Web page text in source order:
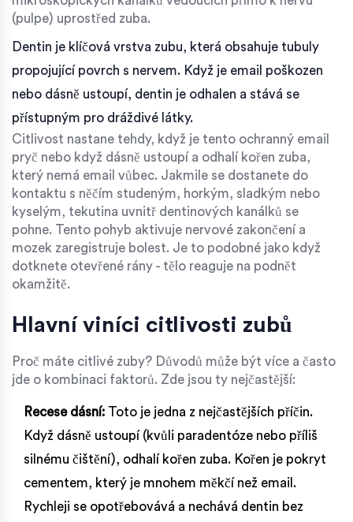
(pulpe) uprostřed zuba.
Dentin je klíčová vrstva zubu, která obsahuje tubuly
propojující povrch s nervem. Když je email poškozen
nebo dásně ustoupí, dentin je odhalen a stává se
přístupným pro dráždivé látky.
Citlivost nastane tehdy, když je tento ochranný email
pryč nebo když dásně ustoupí a odhalí kořen zuba,
který nemá email vůbec. Jakmile se dostanete do
kontaktu s něčím studeným, horkým, sladkým nebo
kyselým, tekutina uvnitř dentinových kanálků se
pohne. Tento pohyb aktivuje nervové zakončení a
mozek zaregistruje bolest. Je to podobné jako když
dotknete otevřené rány - tělo reaguje na podnět
okamžitě.
Hlavní viníci citlivosti zubů
Proč máte citlivé zuby? Důvodů může být více a často
jde o kombinaci faktorů. Zde jsou ty nejčastější:
Recese dásní: Toto je jedna z nejčastějších příčin.
Když dásně ustoupí (kvůli paradentóze nebo příliš
silnému čištění), odhalí kořen zuba. Kořen je pokryt
cementem, který je mnohem měkčí než email.
Rychleji se opotřebovává a nechává dentin bez